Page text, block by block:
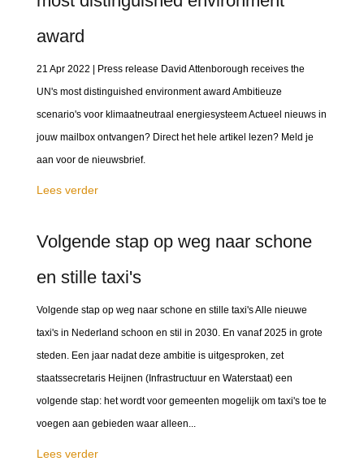
award
21 Apr 2022 | Press release David Attenborough receives the
UN's most distinguished environment award Ambitieuze
scenario's voor klimaatneutraal energiesysteem Actueel nieuws in
jouw mailbox ontvangen? Direct het hele artikel lezen? Meld je
aan voor de nieuwsbrief.
Lees verder
Volgende stap op weg naar schone
en stille taxi's
Volgende stap op weg naar schone en stille taxi's Alle nieuwe
taxi's in Nederland schoon en stil in 2030. En vanaf 2025 in grote
steden. Een jaar nadat deze ambitie is uitgesproken, zet
staatssecretaris Heijnen (Infrastructuur en Waterstaat) een
volgende stap: het wordt voor gemeenten mogelijk om taxi's toe te
voegen aan gebieden waar alleen...
Lees verder